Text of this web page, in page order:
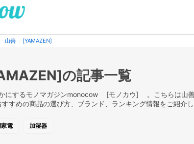
山善 [YAMAZEN]
の記事一覧
にするモノマガジンmonocow [モノカウ] 。こちらは
すめの商品の選び方、ブランド、ランキング情報をご紹介し
電 加湿器